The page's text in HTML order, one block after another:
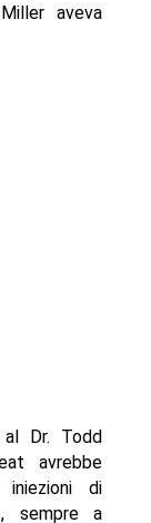
aveva
Dr. Todd
avrebbe
di
sempre a